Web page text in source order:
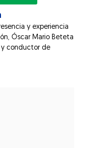
y experiencia
Óscar Mario Beteta
y conductor de